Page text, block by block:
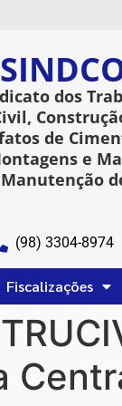
dos
de
e
Manutenção
(98) 3304-8974
Fiscalizações